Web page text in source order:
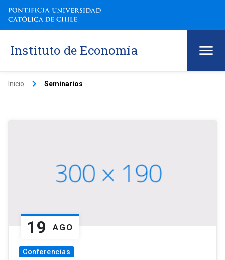
Instituto de Economía
Inicio keyboard_arrow_right Seminarios
19 AGO
Conferencias